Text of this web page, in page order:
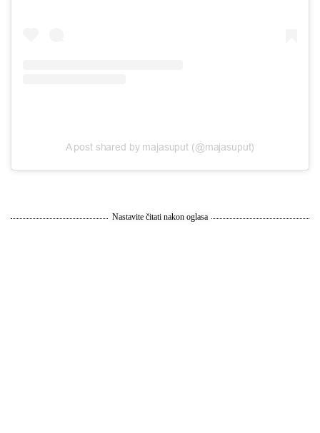
A post shared by majasuput (@majasuput)
Nastavite čitati nakon oglasa